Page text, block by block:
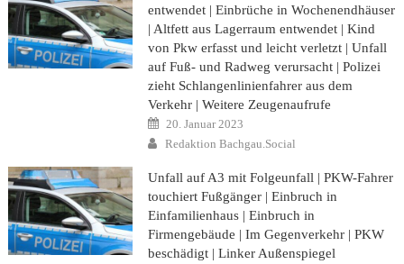
entwendet | Einbrüche in Wochenendhäuser
| Altfett aus Lagerraum entwendet | Kind
von Pkw erfasst und leicht verletzt | Unfall
auf Fuß- und Radweg verursacht | Polizei
zieht Schlangenlinienfahrer aus dem
Verkehr | Weitere Zeugenaufrufe
Posted
on
20. Januar 2023
Author
Redaktion Bachgau.Social
Unfall auf A3 mit Folgeunfall | PKW-Fahrer
touchiert Fußgänger | Einbruch in
Einfamilienhaus | Einbruch in
Firmengebäude | Im Gegenverkehr | PKW
beschädigt | Linker Außenspiegel